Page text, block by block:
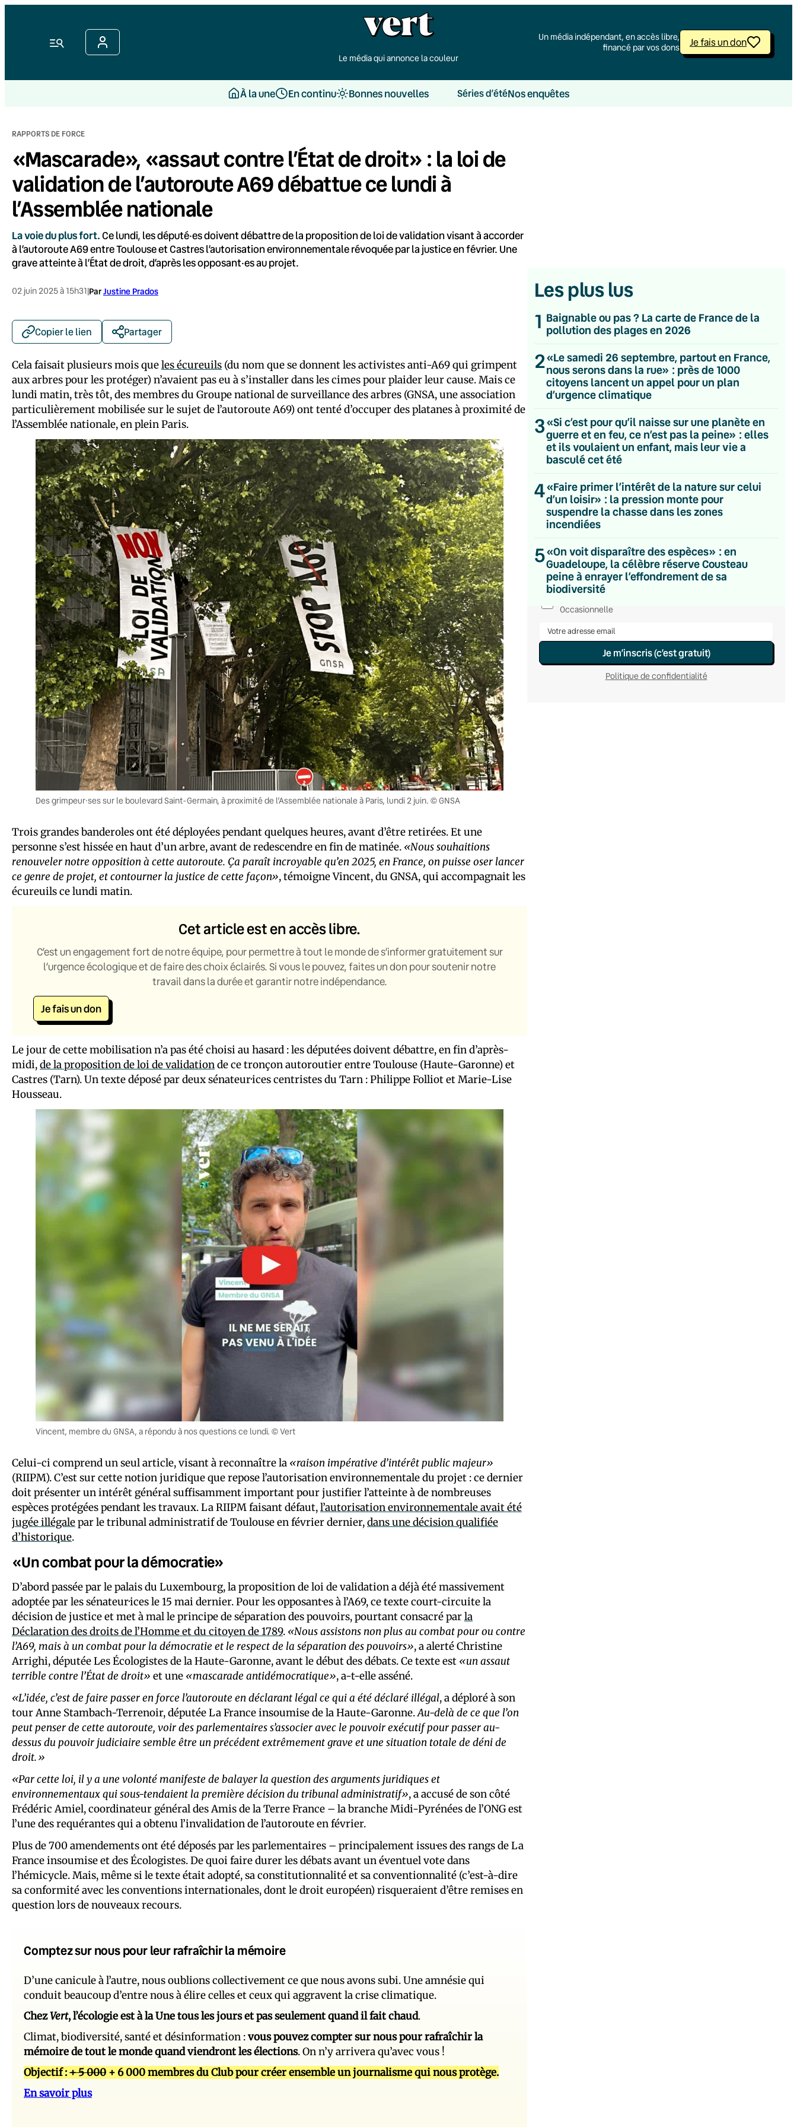
Menu
Le média qui annonce la couleur
Un média indépendant, en accès libre,
financé par vos dons
Je fais un don
À la une En continu Bonnes nouvelles Séries d’étéNos enquêtes
RAPPORTS DE FORCE
«Mascarade», «assaut contre l’État de droit» : la loi de
validation de l’autoroute A69 débattue ce lundi à
l’Assemblée nationale
La voie du plus fort.Ce lundi, les député·es doivent débattre de la proposition de loi de validation visant à accorder
à l’autoroute A69 entre Toulouse et Castres l’autorisation environnementale révoquée par la justice en février. Une
grave atteinte à l’État de droit, d’après les opposant·es au projet.
02 juin 2025 à 15h31|ParJustine Prados
Copier le lien Partager
Cela faisait plusieurs mois queles écureuils (du nom que se donnent les activistes anti-A69 qui grimpent
aux arbres pour les protéger) n’avaient pas eu à s’installer dans les cimes pour plaider leur cause. Mais ce
lundi matin, très tôt, des membres du Groupe national de surveillance des arbres (GNSA, une association
particulièrement mobilisée sur le sujet de l’autoroute A69) ont tenté d’occuper des platanes à proximité de
l’Assemblée nationale, en plein Paris.
Des grimpeur·ses sur le boulevard Saint-Germain, à proximité de l’Assemblée nationale à Paris, lundi 2 juin. © GNSA
Trois grandes banderoles ont été déployées pendant quelques heures, avant d’être retirées. Et une
personne s’est hissée en haut d’un arbre, avant de redescendre en fin de matinée. «Nous souhaitions
renouveler notre opposition à cette autoroute. Ça paraît incroyable qu’en 2025, en France, on puisse oser lancer
ce genre de projet, et contourner la justice de cette façon», témoigne Vincent, du GNSA, qui accompagnait les
écureuils ce lundi matin.
Cet article est en accès libre.
C’est un engagement fort de notre équipe, pour permettre à tout le monde de s’informer gratuitement sur
l’urgence écologique et de faire des choix éclairés. Si vous le pouvez, faites un don pour soutenir notre
travail dans la durée et garantir notre indépendance.
Je fais un don
Le jour de cette mobilisation n’a pas été choisi au hasard : les député·es doivent débattre, en fin d’après-
midi,de la proposition de loi de validationde ce tronçon autoroutier entre Toulouse (Haute-Garonne) et
Castres (Tarn). Un texte déposé par deux sénateur·ices centristes du Tarn : Philippe Folliot et Marie-Lise
Housseau.
Vincent, membre du GNSA, a répondu à nos questions ce lundi. © Vert
Celui-ci comprend un seul article, visant à reconnaître la «raison impérative d’intérêt public majeur»
(RIIPM). C’est sur cette notion juridique que repose l’autorisation environnementale du projet : ce dernier
doit présenter un intérêt général suffisamment important pour justifier l’atteinte à de nombreuses
espèces protégées pendant les travaux. La RIIPM faisant défaut,l’autorisation environnementale avait été
jugée illégalepar le tribunal administratif de Toulouse en février dernier,dans une décision qualifiée
d’historique.
«Un combat pour la démocratie»
D’abord passée par le palais du Luxembourg, la proposition de loi de validation a déjà été massivement
adoptée par les sénateur·ices le 15 mai dernier. Pour les opposant·es à l’A69, ce texte court-circuite la
décision de justice et met à mal le principe de séparation des pouvoirs, pourtant consacré parla
Déclaration des droits de l’Homme et du citoyen de 1789. «Nous assistons non plus au combat pour ou contre
l’A69, mais à un combat pour la démocratie et le respect de la séparation des pouvoirs», a alerté Christine
Arrighi, députée Les Écologistes de la Haute-Garonne, avant le début des débats. Ce texte est «un assaut
terrible contre l’État de droit» et une «mascarade antidémocratique», a-t-elle asséné.
«L’idée, c’est de faire passer en force l’autoroute en déclarant légal ce qui a été déclaré illégal, a déploré à son
tour Anne Stambach-Terrenoir, députée La France insoumise de la Haute-Garonne.Au-delà de ce que l’on
peut penser de cette autoroute, voir des parlementaires s’associer avec le pouvoir exécutif pour passer au-
dessus du pouvoir judiciaire semble être un précédent extrêmement grave et une situation totale de déni de
droit.»
«Par cette loi, il y a une volonté manifeste de balayer la question des arguments juridiques et
environnementaux qui sous-tendaient la première décision du tribunal administratif», a accusé de son côté
Frédéric Amiel, coordinateur général des Amis de la Terre France – la branche Midi-Pyrénées de l’ONG est
l’une des requérantes qui a obtenu l’invalidation de l’autoroute en février.
Plus de 700 amendements ont été déposés par les parlementaires – principalement issu·es des rangs de La
France insoumise et des Écologistes. De quoi faire durer les débats avant un éventuel vote dans
l’hémicycle. Mais, même si le texte était adopté, sa constitutionnalité et sa conventionnalité (c’est-à-dire
sa conformité avec les conventions internationales, dont le droit européen) risqueraient d’être remises en
question lors de nouveaux recours.
Comptez sur nous pour leur rafraîchir la mémoire
D’une canicule à l’autre, nous oublions collectivement ce que nous avons subi. Une amnésie qui
conduit beaucoup d’entre nous à élire celles et ceux qui aggravent la crise climatique.
ChezVert, l’écologie est à la Une tous les jours et pas seulement quand il fait chaud.
Climat, biodiversité, santé et désinformation :vous pouvez compter sur nous pour rafraîchir la
mémoire de tout le monde quand viendront les élections. On n’y arrivera qu’avec vous !
Objectif :+ 5 000 + 6 000 membres du Club pour créer ensemble un journalisme qui nous protège.
En savoir plus
Les plus lus
1 Baignable ou pas ? La carte de France de la
pollution des plages en 2026
2«Le samedi 26 septembre, partout en France,
nous serons dans la rue» : près de 1000
citoyens lancent un appel pour un plan
d’urgence climatique
3«Si c’est pour qu’il naisse sur une planète en
guerre et en feu, ce n’est pas la peine» : elles
et ils voulaient un enfant, mais leur vie a
basculé cet été
4«Faire primer l’intérêt de la nature sur celui
d’un loisir» : la pression monte pour
suspendre la chasse dans les zones
incendiées
5«On voit disparaître des espèces» : en
Guadeloupe, la célèbre réserve Cousteau
peine à enrayer l’effondrement de sa
biodiversité
💌 Inscrivez-vous à nos newsletters
Quotidienne
Du lundi au vendredi
Hebdomadaire
Le samedi
Chaleurs Actuelles
Une fois par mois
C’était Mieux Après
Occasionnelle
Je m’inscris (c’est gratuit)
Politique de confidentialité